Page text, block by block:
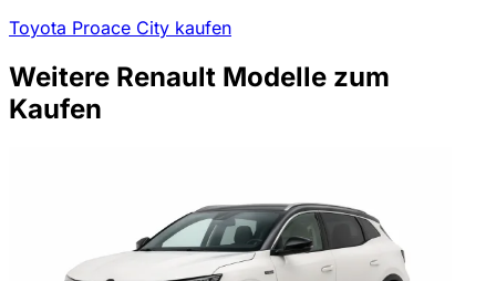
Toyota Proace City kaufen
Weitere Renault Modelle zum
Kaufen